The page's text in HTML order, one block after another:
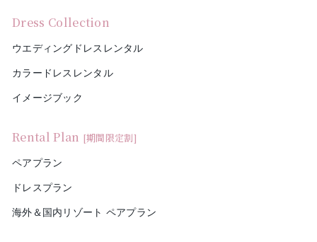
Dress Collection
ウエディングドレスレンタル
カラードレスレンタル
イメージブック
Rental Plan [期間限定割]
ペアプラン
ドレスプラン
海外＆国内リゾート ペアプラン